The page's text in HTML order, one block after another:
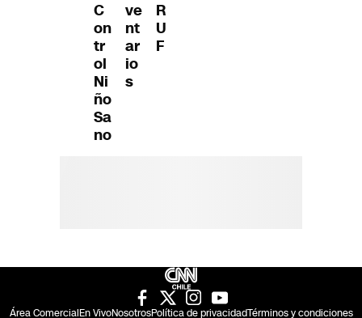
C
on
tr
ol
Ni
ño
Sa
no
ve
nt
ar
io
s
R
U
F
Área ComercialEn VivoNosotrosPolítica de privacidadTérminos y condiciones